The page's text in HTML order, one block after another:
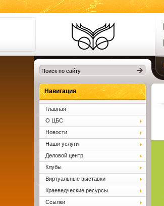
Библиотеки
Клина. Клинская
ЦБС.
Навигация
Главная
О ЦБС
Новости
Наши услуги
Деловой центр
Клубы
Виртуальные выставки
Краеведческие ресурсы
Ссылки